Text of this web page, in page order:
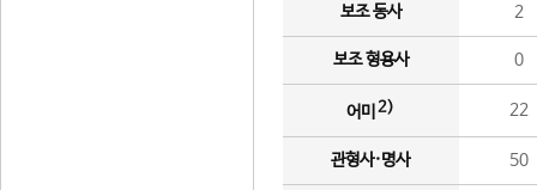
보조 동사 2
보조 형용사 0
어미 2) 22
관형사·명사 50